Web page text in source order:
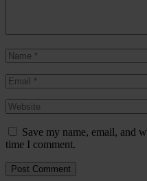
Save my name, email, and
time I comment.